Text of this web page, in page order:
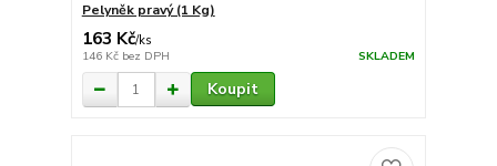
Pelyněk pravý (1 Kg)
163 Kč/ks
146 Kč bez DPH SKLADEM
Koupit